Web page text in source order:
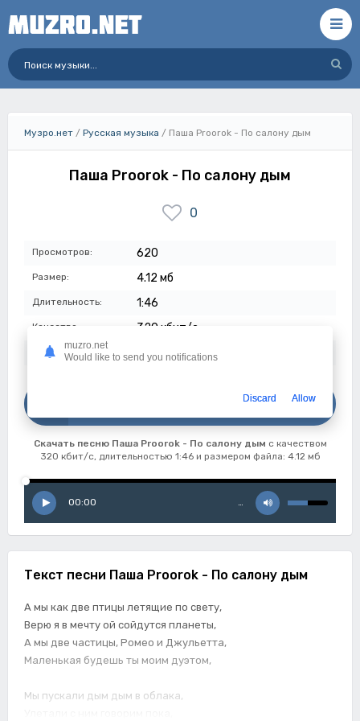
Музро.нет / Русская музыка / Паша Proorok - По салону дым
Паша Proorok - По салону дым
0
Просмотров: 620
Размер: 4.12 мб
Длительность: 1:46
Качество: 320 кбит/с
Дата: 05-07-2023
Скачать песню Паша Proorok - По салону дым с качеством
320 кбит/с, длительностью 1:46 и размером файла: 4.12 мб
00:00 …
Текст песни Паша Proorok - По салону дым
А мы как две птицы летящие по свету,
Верю я в мечту ой сойдутся планеты,
А мы две частицы, Ромео и Джульетта,
Маленькая будешь ты моим дуэтом,
Мы пускали дым дым в облака,
muzro.net
Would like to send you notifications
Discard Allow